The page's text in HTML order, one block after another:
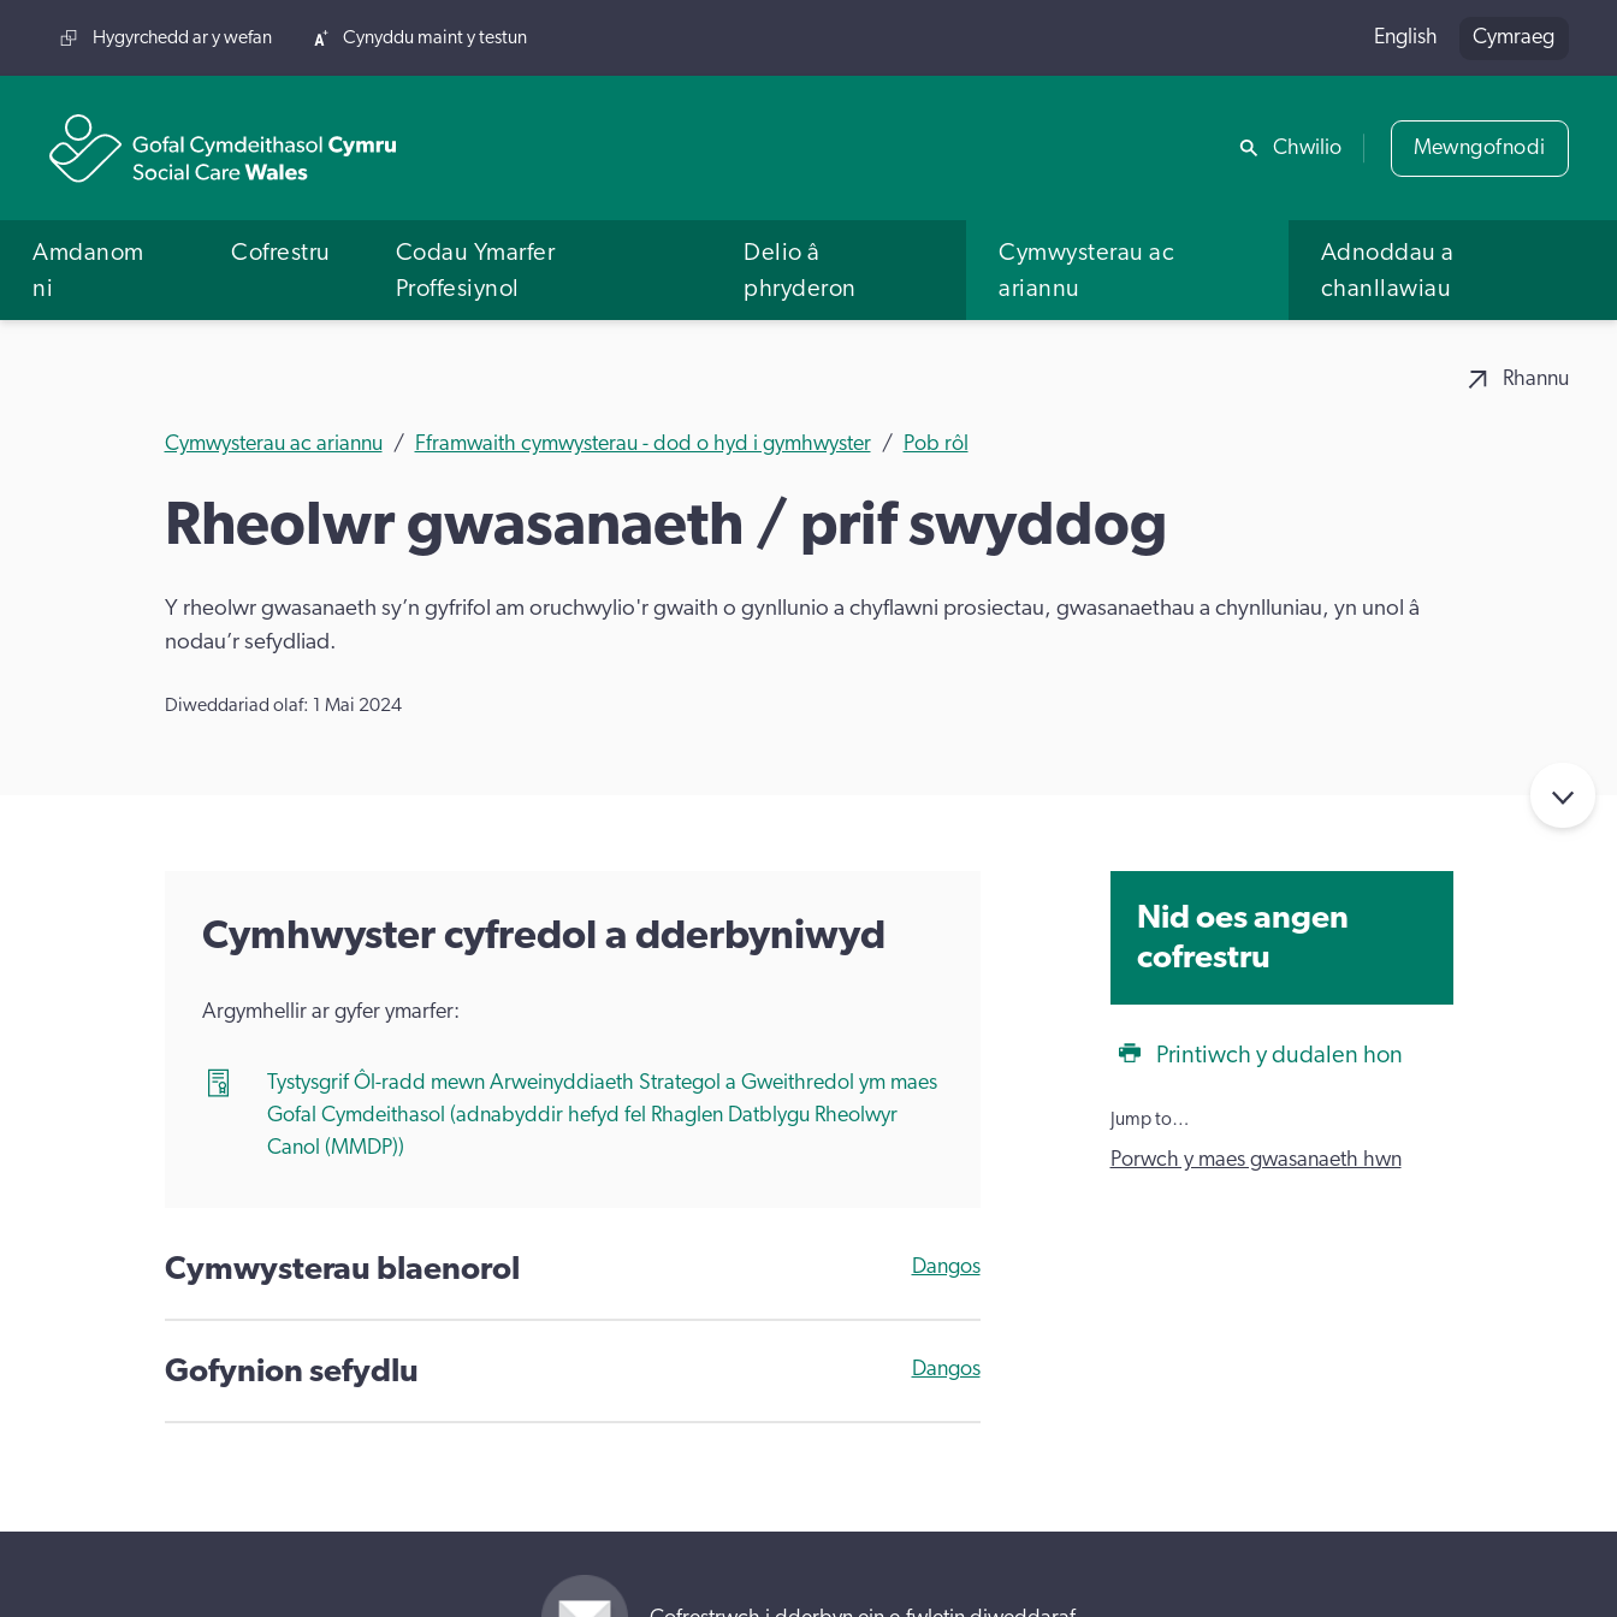
Rhannu
Hygyrchedd ar y wefan Cynyddu maint y testun English Cymraeg
Chwilio Mewngofnodi
Amdanom
ni
Cofrestru
Codau Ymarfer
Proffesiynol
Delio â
phryderon
Cymwysterau ac
ariannu
Adnoddau a
chanllawiau
Rhannu
Cymwysterau ac ariannu Fframwaith cymwysterau - dod o hyd i gymhwyster Pob rôl
Rheolwr gwasanaeth / prif swyddog
Y rheolwr gwasanaeth sy’n gyfrifol am oruchwylio'r gwaith o gynllunio a chyflawni prosiectau, gwasanaethau a chynlluniau, yn unol â
nodau’r sefydliad.
Diweddariad olaf: 1 Mai 2024
Cymhwyster cyfredol a dderbyniwyd
Argymhellir ar gyfer ymarfer:
Tystysgrif Ôl-radd mewn Arweinyddiaeth Strategol a Gweithredol ym maes
Gofal Cymdeithasol (adnabyddir hefyd fel Rhaglen Datblygu Rheolwyr
Canol (MMDP))
Cymwysterau blaenorol Dangos
Gofynion sefydlu Dangos
Nid oes angen
cofrestru
Printiwch y dudalen hon
Jump to…
Porwch y maes gwasanaeth hwn